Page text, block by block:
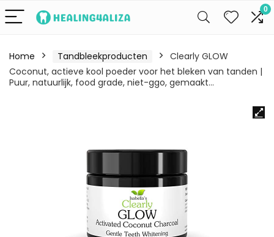
0
Home Tandbleekproducten
Clearly GLOW
Coconut, actieve kool poeder voor het bleken van tanden |
Puur, natuurlijk, food grade, niet-ggo, gemaakt…